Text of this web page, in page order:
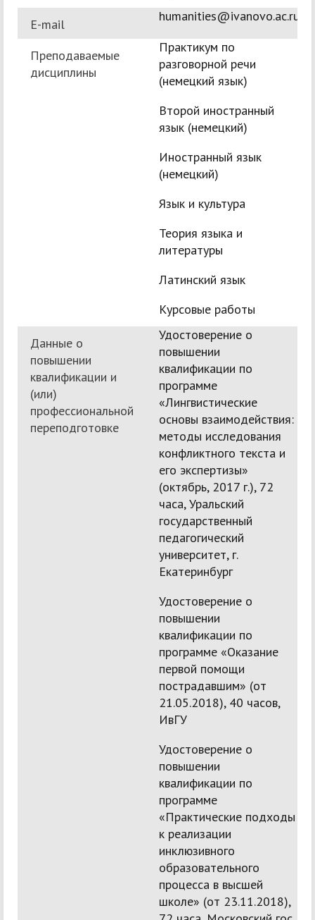
E-mail
humanities@ivanovo.ac.ru
Преподаваемые
дисциплины
Практикум по
разговорной речи
(немецкий язык)
Второй иностранный
язык (немецкий)
Иностранный язык
(немецкий)
Язык и культура
Теория языка и
литературы
Латинский язык
Курсовые работы
Данные о
повышении
квалификации и
(или)
профессиональной
переподготовке
Удостоверение о
повышении
квалификации по
программе
«Лингвистические
основы взаимодействия:
методы исследования
конфликтного текста и
его экспертизы»
(октябрь, 2017 г.), 72
часа, Уральский
государственный
педагогический
университет, г.
Екатеринбург
Удостоверение о
повышении
квалификации по
программе «Оказание
первой помощи
пострадавшим» (от
21.05.2018), 40 часов,
ИвГУ
Удостоверение о
повышении
квалификации по
программе
«Практические подходы
к реализации
инклюзивного
образовательного
процесса в высшей
школе» (от 23.11.2018),